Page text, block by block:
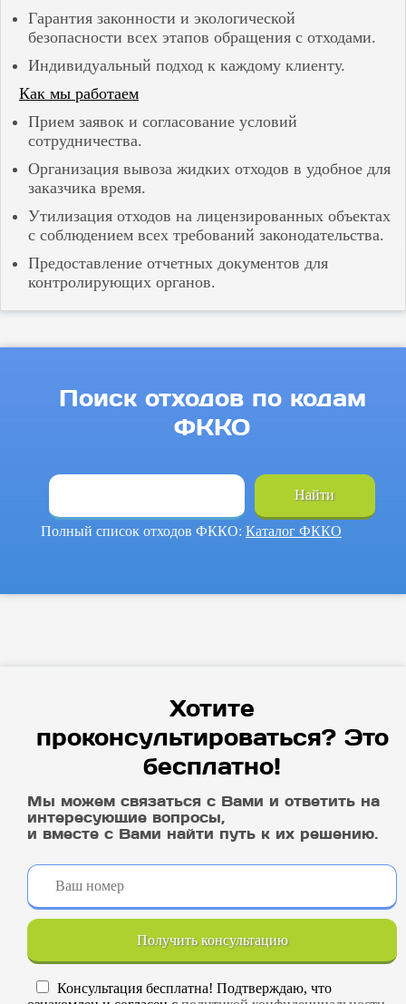
Соликамск
Соль-Илецк
Спасск
Стерлитамак
Сызрань
Туймазы
Ундоры
Урюпинск
Уфа
Хвалынск
Чайковский
Чапаевск
Чернушка
Чистополь
Чусовой
Гарантия законности и экологической
безопасности всех этапов обращения с отходами.
Индивидуальный подход к каждому клиенту.
Как мы работаем
Прием заявок и согласование условий
сотрудничества.
Организация вывоза жидких отходов в удобное для
заказчика время.
Утилизация отходов на лицензированных объектах
с соблюдением всех требований законодательства.
Предоставление отчетных документов для
контролирующих органов.
Поиск отходов по кодам
ФККО
Найти
Полный список отходов ФККО: Каталог ФККО
Хотите
проконсультироваться? Это
бесплатно!
Мы можем связаться с Вами и ответить на
интересующие вопросы,
и вместе с Вами найти путь к их решению.
Получить консультацию
Консультация бесплатна! Подтверждаю, что